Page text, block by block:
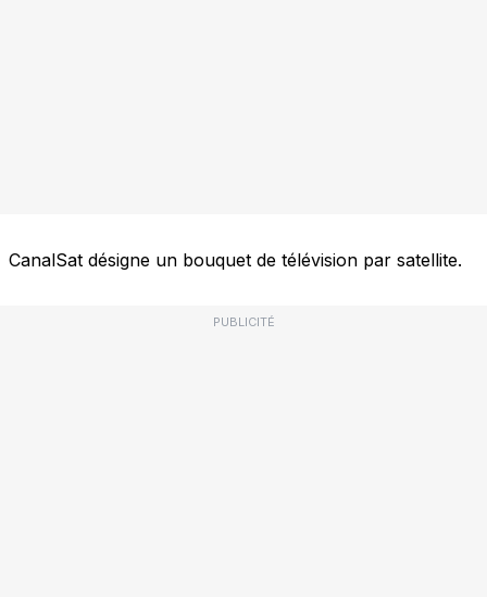
CanalSat désigne un bouquet de télévision par satellite.
PUBLICITÉ